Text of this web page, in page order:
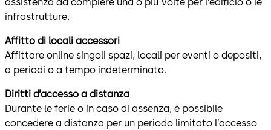
infrastrutture.
Affitto di locali accessori
Affittare online singoli spazi, locali per eventi o depositi,
a periodi o a tempo indeterminato.
Diritti d’accesso a distanza
Durante le ferie o in caso di assenza, è possibile
concedere a distanza per un periodo limitato l’accesso